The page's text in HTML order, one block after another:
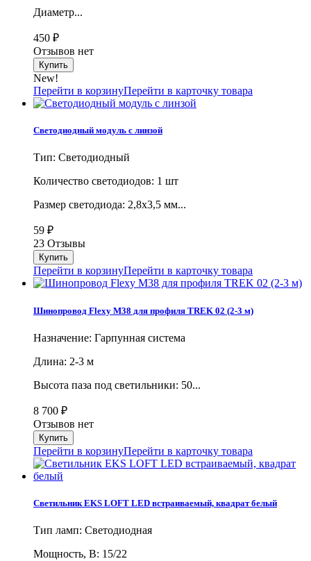
Диаметр...
450 ₽
Отзывов нет
New!
Перейти в корзинуПерейти в карточку товара
Светодиодный модуль с линзой
Тип: Светодиодный
Количество светодиодов: 1 шт
Размер светодиода: 2,8х3,5 мм...
59 ₽
23 Отзывы
Перейти в корзинуПерейти в карточку товара
Шинопровод Flexy M38 для профиля TREK 02 (2-3 м)
Назначение: Гарпунная система
Длина: 2-3 м
Высота паза под светильники: 50...
8 700 ₽
Отзывов нет
Перейти в корзинуПерейти в карточку товара
Светильник EKS LOFT LED встраиваемый, квадрат белый
Тип ламп: Светодиодная
Мощность, В: 15/22